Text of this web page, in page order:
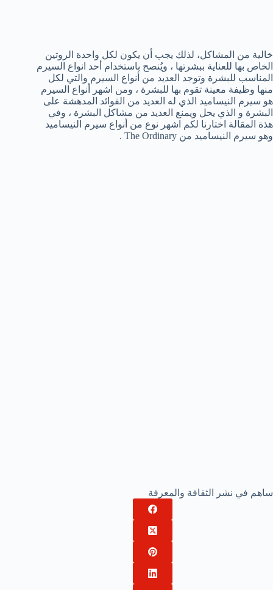
خالية من المشاكل، لذلك يجب أن يكون لكل واحدة الروتين
الخاص بها للعناية ببشرتها ، ويُنصح باستخدام أحد انواع السيرم
المناسب للبشرة وتوجد العديد من أنواع السيرم والتي لكل
منها وظيفة معينة تقوم بها للبشرة ، ومن اشهر أنواع السيرم
هو سيرم النيساميد الذي له العديد من الفوائد المدهشة على
البشرة و الذي يحل ويمنع العديد من مشاكل البشرة ، وفي
هذة المقالة اختارنا لكم اشهر نوع من أنواع سيرم النيساميد
وهو سيرم النيساميد من The Ordinary .
ساهم في نشر الثقافة والمعرفة